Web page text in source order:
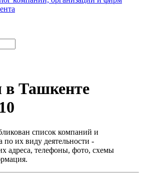
Ташкенте
список компаний и
по их виду деятельности -
адреса, телефоны, фото, схемы